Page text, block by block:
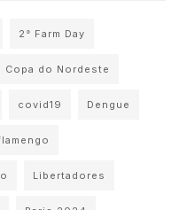
2° Farm Day
Copa do Nordeste
covid19 Dengue
Libertadores